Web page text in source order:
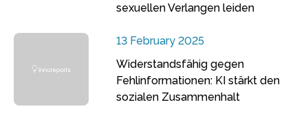
sexuellen Verlangen leiden
13 February 2025
Widerstandsfähig gegen
Fehlinformationen: KI stärkt den
sozialen Zusammenhalt